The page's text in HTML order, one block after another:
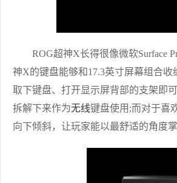
ROG超神X长得很像微软Surface
神X的键盘能够和17.3英寸屏幕组合
取下键盘、打开显示屏背部的支架即
拆解下来作为无线键盘使用;而对于喜
向下倾斜，让玩家能以最舒适的角度